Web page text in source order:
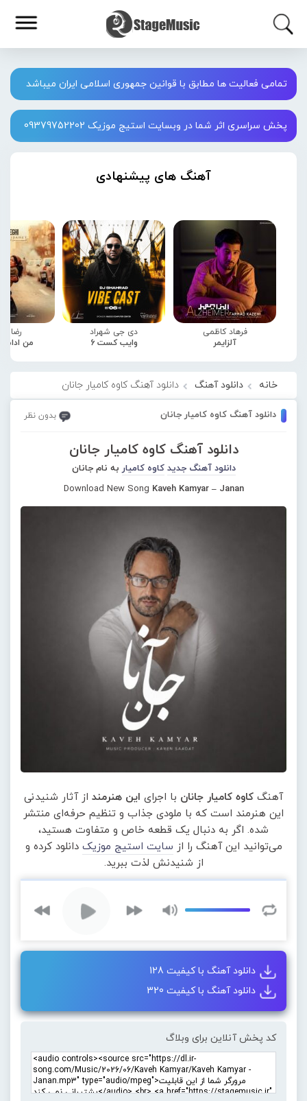
تمامی فعالیت ها مطابق با قوانین جمهوری اسلامی ایران میباشد
پخش سراسری اثر شما در وبسایت استیج موزیک 09379752202
آهنگ های پیشنهادی
فرهاد کاظمی
آلزایمر
دی جی شهراد
وایب کست 6
رضا
من
خانه دانلود آهنگ دانلود آهنگ کاوه کامیار جانان
دانلود آهنگ کاوه کامیار جانان بدون نظر
دانلود آهنگ کاوه کامیار جانان
دانلود آهنگ جدید کاوه کامیار به نام جانان
Download New Song Kaveh Kamyar – Janan
آهنگ کاوه کامیار جانان با اجرای این هنرمند از آثار شنیدنی
این هنرمند است که با ملودی جذاب و تنظیم حرفه‌ای منتشر
شده. اگر به دنبال یک قطعه خاص و متفاوت هستید،
می‌توانید این آهنگ را از سایت استیج موزیک دانلود کرده و
از شنیدنش لذت ببرید.
دانلود آهنگ با کیفیت 128
دانلود آهنگ با کیفیت 320
کد پخش آنلاین برای وبلاگ